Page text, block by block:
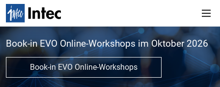
Book-in EVO Online-Workshops im Oktober 2026
Book-in EVO Online-Workshops